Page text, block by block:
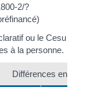
2/?
ou le Cesu
à la personne.
Différences entre le